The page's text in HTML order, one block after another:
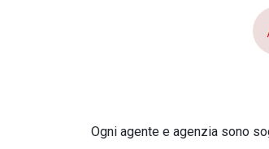
Ogni agente e agenzia sono